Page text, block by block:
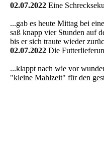
02.07.2022 Eine
...gab es heute Mittag bei
saß knapp vier Stunden auf
bis er sich traute wieder
02.07.2022 Die
...klappt nach wie vor
"kleine Mahlzeit" für den